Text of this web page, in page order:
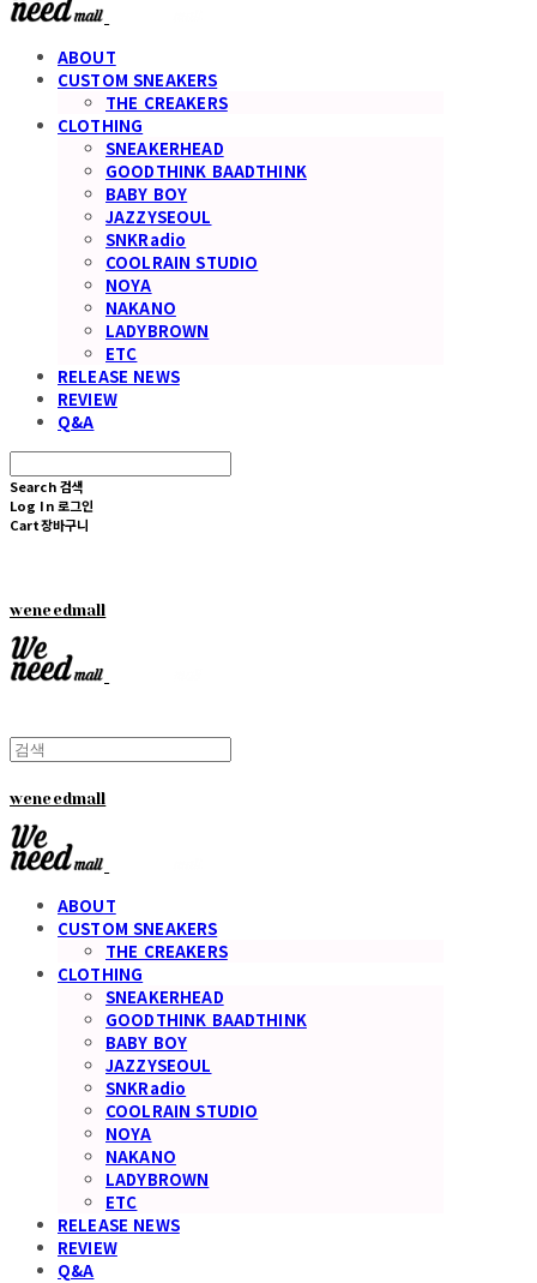
ABOUT
CUSTOM SNEAKERS
THE CREAKERS
CLOTHING
SNEAKERHEAD
GOODTHINK BAADTHINK
BABY BOY
JAZZYSEOUL
SNKRadio
COOLRAIN STUDIO
NOYA
NAKANO
LADYBROWN
ETC
RELEASE NEWS
REVIEW
Q&A
Search 검색
Log In 로그인
Cart장바구니
weneedmall
weneedmall
ABOUT
CUSTOM SNEAKERS
THE CREAKERS
CLOTHING
SNEAKERHEAD
GOODTHINK BAADTHINK
BABY BOY
JAZZYSEOUL
SNKRadio
COOLRAIN STUDIO
NOYA
NAKANO
LADYBROWN
ETC
RELEASE NEWS
REVIEW
Q&A